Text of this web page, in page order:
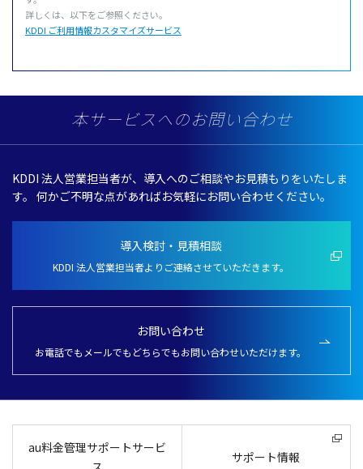
詳しくは、 以下をご参照ください。
KDDI ご利用情報カスタマイズサービス
本サービスへのお問い合わせ
KDDI 法人営業担当者が、導入へのご相談やお見積もりをいたしま
す。 何かご不明な点があればお気軽にお問い合わせください。
導入検討・見積相談
KDDI 法人営業担当者よりご連絡させていただきます。
お問い合わせ
お電話でもメールでもどちらでもお問い合わせいただけます。
au料金管理サポートサービ
サポート情報